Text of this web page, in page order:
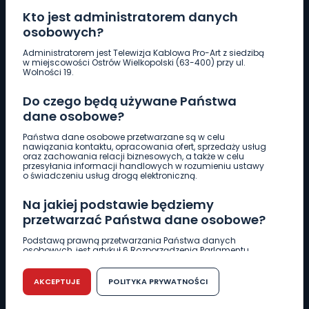
Kto jest administratorem danych
osobowych?
Administratorem jest Telewizja Kablowa Pro-Art z siedzibą
w miejscowości Ostrów Wielkopolski (63-400) przy ul.
Wolności 19.
Do czego będą używane Państwa
dane osobowe?
Państwa dane osobowe przetwarzane są w celu
nawiązania kontaktu, opracowania ofert, sprzedaży usług
oraz zachowania relacji biznesowych, a także w celu
przesyłania informacji handlowych w rozumieniu ustawy
o świadczeniu usług drogą elektroniczną.
Na jakiej podstawie będziemy
przetwarzać Państwa dane osobowe?
Podstawą prawną przetwarzania Państwa danych
osobowych, jest artykuł 6 Rozporządzenia Parlamentu
r. w sprawie ochrony osób fizycznych w związku z
przetwarzaniem danych osobowych w sprawie
swobodnego przepływu takich danych oraz uchylenia
dyrektywy 95/46/WE (RODO).
AKCEPTUJE POLITYKA PRYWATNOŚCI
Pobierz logotyp
661 997 997
REDAKCJA
62 735 22 22redakcja@wlkp24.info
DZIAŁ REKLAMY
62 735 01 85 reklama@wlkp24.info
WIADOMOŚCI
CIEKAWOSTKI